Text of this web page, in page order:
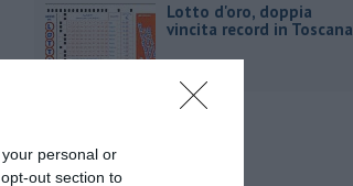
personal or
out section to
Lotto d'oro, doppia
vincita record in Toscana